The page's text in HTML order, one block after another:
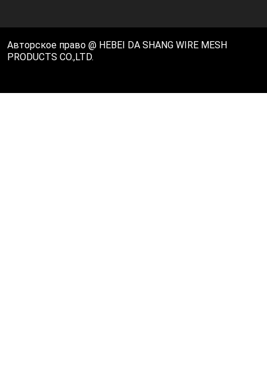
Авторское право @ HEBEI DA SHANG WIRE MESH
PRODUCTS CO.,LTD.